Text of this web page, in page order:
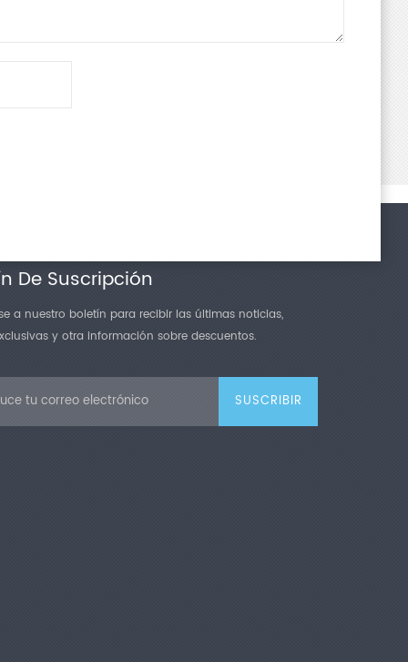
De Suscripción
a nuestro boletín para recibir las últimas noticias,
y otra información sobre descuentos.